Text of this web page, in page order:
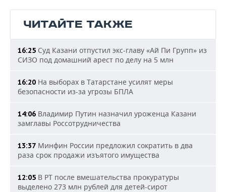
ЧИТАЙТЕ ТАКЖЕ
16:25 Суд Казани отпустил экс-главу «Ай Пи Групп» из
СИЗО под домашний арест по делу на 5 млн
16:20 На выборах в Татарстане усилят меры
безопасности из-за угрозы БПЛА
14:06 Владимир Путин назначил уроженца Казани
замглавы Россотрудничества
13:37 Минфин России предложил сократить в два
раза срок продажи изъятого имущества
12:05 В РТ после вмешательства прокуратуры
выделено 273 млн рублей для детей-сирот